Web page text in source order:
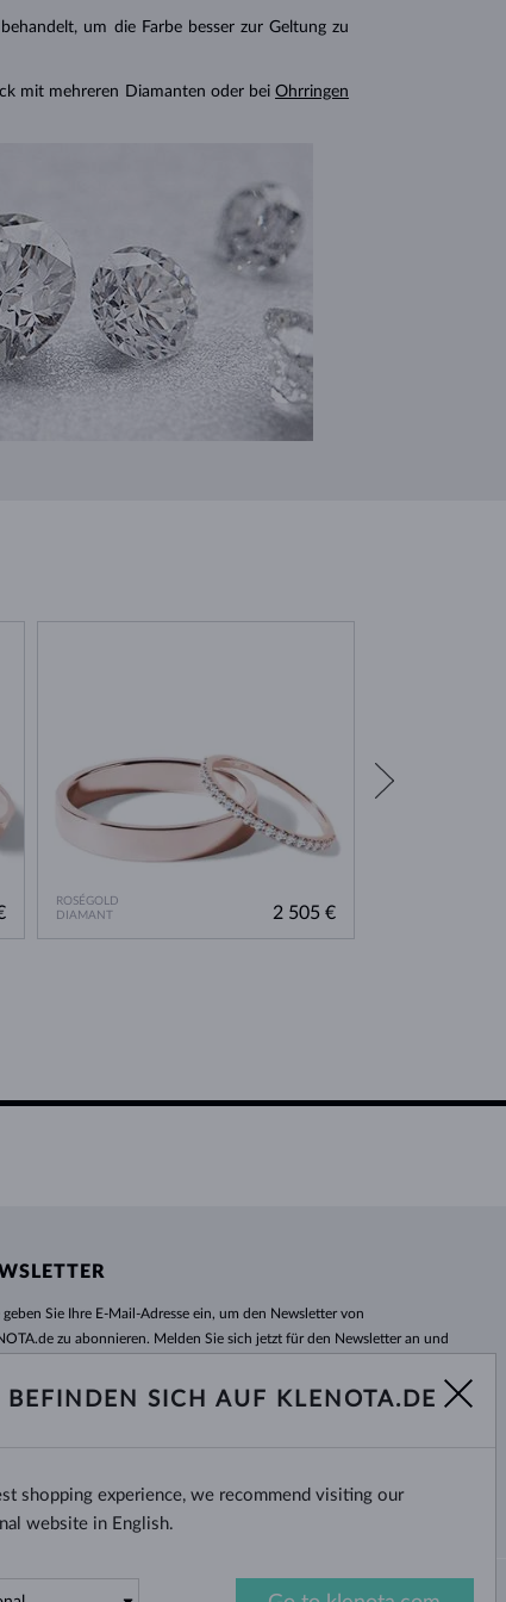
um die Farbe besser zur Geltung zu
mit mehreren Diamanten oder bei Ohrringen
ROSÉGOLD
DIAMANT
2 505 €
geben Sie Ihre E-Mail-Adresse ein, um den Newsletter von
zu abonnieren. Melden Sie sich jetzt für den Newsletter an und
mehr!
möchte interessanteNeuigkeiten per E-Mail erhalten.
BEFINDEN SICH AUF KLENOTA.DE
shopping experience, we recommend visiting our
website in English.